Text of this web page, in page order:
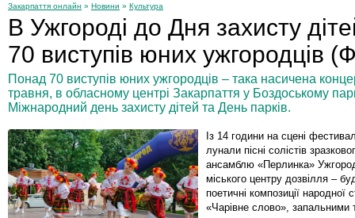
Закарпаття онлайн » Новини » Культура
В Ужгороді до Дня захисту
70 виступів юних ужгородців
Понад 70 виступів юних ужгородців – така насичена
травня, в обласному центрі Закарпаття у Боздоському
Міжнародний день захисту дітей та День парків.
Із 14 години на сцені
лунали пісні солістів
ансамблю «Перлинка»
міського центру дозвілля –
поетичні композиції народної
«Чарівне слово», запальними